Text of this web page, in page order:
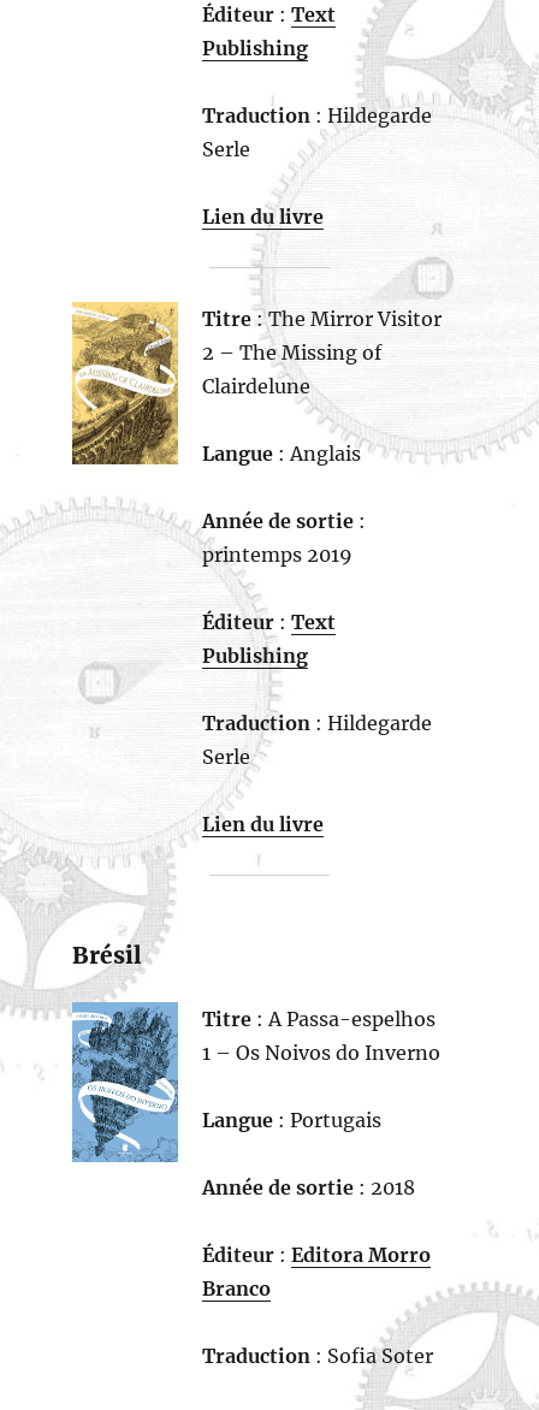
Éditeur: Text
Publishing
Traduction : Hildegarde
Serle
Lien du livre
Titre: The Mirror Visitor
2 – The Missing of
Clairdelune
Langue: Anglais
Année de sortie :
printemps 2019
Éditeur: Text
Publishing
Traduction : Hildegarde
Serle
Lien du livre
Brésil
Titre: A Passa-espelhos
1 – Os Noivos do Inverno
Langue: Portugais
Année de sortie : 2018
Éditeur: Editora Morro
Branco
Traduction : Sofia Soter